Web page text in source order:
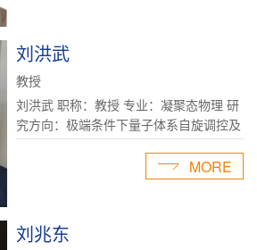
刘洪武
教授
刘洪武 职称：教授 专业：凝聚态物理 研
究方向：极端条件下量子体系自旋调控及
物性研究 联系方式 邮 箱：
hwliu@jlu.edu.cn 办公室：吉林大学超硬
实验综合楼A430室 实验室：吉林大学超
MORE
刘兆东